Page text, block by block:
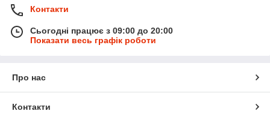
Контакти
Сьогодні працює з 09:00 до 20:00
Показати весь графік роботи
Про нас
Контакти